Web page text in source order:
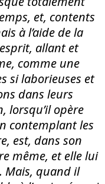
et, contents
à l’aide de la
allant et
comme une
si laborieuses et
dans leurs
lorsqu’il opère
contemplant les
est, dans son
même, et elle lui
Mais, quand il